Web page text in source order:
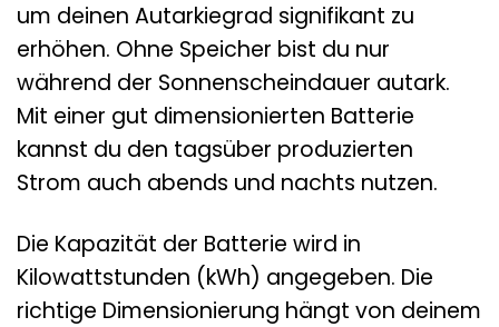
um deinen Autarkiegrad signifikant zu
erhöhen. Ohne Speicher bist du nur
während der Sonnenscheindauer autark.
Mit einer gut dimensionierten Batterie
kannst du den tagsüber produzierten
Strom auch abends und nachts nutzen.
Die Kapazität der Batterie wird in
Kilowattstunden (kWh) angegeben. Die
richtige Dimensionierung hängt von deinem